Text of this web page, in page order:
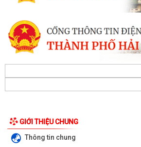
GIỚI THIỆU CHUNG
Thông tin chung